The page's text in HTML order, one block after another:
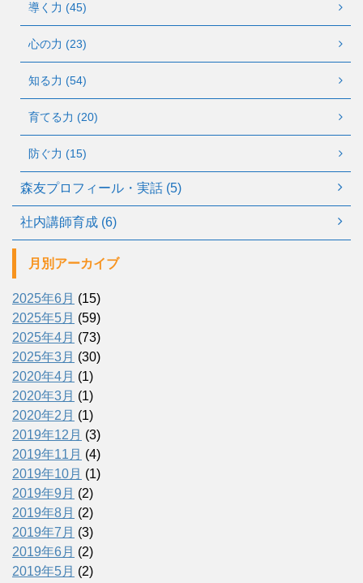
導く力 (45)
心の力 (23)
知る力 (54)
育てる力 (20)
防ぐ力 (15)
森友プロフィール・実話 (5)
社内講師育成 (6)
月別アーカイブ
2025年6月 (15)
2025年5月 (59)
2025年4月 (73)
2025年3月 (30)
2020年4月 (1)
2020年3月 (1)
2020年2月 (1)
2019年12月 (3)
2019年11月 (4)
2019年10月 (1)
2019年9月 (2)
2019年8月 (2)
2019年7月 (3)
2019年6月 (2)
2019年5月 (2)